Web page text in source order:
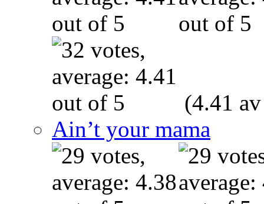
(4.41
Ain’t your mama